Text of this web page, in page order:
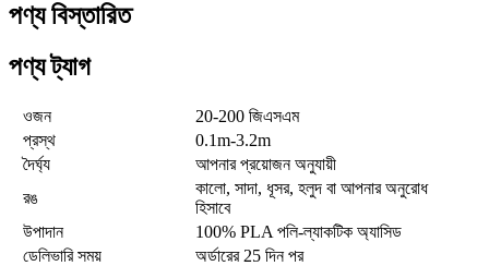
পণ্য বিস্তারিত
পণ্য ট্যাগ
ওজন
20-200 জিএসএম
প্রস্থ
0.1m-3.2m
দৈর্ঘ্য
আপনার প্রয়োজন অনুযায়ী
রঙ
কালো, সাদা, ধূসর, হলুদ বা আপনার অনুরোধ
হিসাবে
উপাদান
100% PLA পলি-ল্যাকটিক অ্যাসিড
ডেলিভারি সময়
অর্ডারের 25 দিন পর